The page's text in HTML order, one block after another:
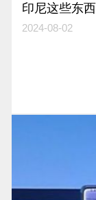
印尼这些东
2024-08-02